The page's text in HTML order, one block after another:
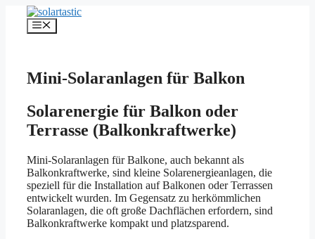
Inhalt
springen
Menü
Mini-Solaranlagen für Balkon
Solarenergie für Balkon oder
Terrasse (Balkonkraftwerke)
Mini-Solaranlagen für Balkone, auch bekannt als
Balkonkraftwerke, sind kleine Solarenergieanlagen, die
speziell für die Installation auf Balkonen oder Terrassen
entwickelt wurden. Im Gegensatz zu herkömmlichen
Solaranlagen, die oft große Dachflächen erfordern, sind
Balkonkraftwerke kompakt und platzsparend.